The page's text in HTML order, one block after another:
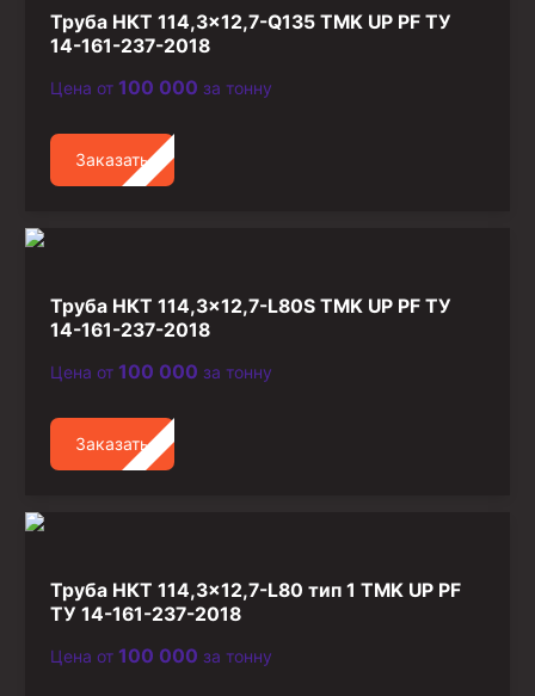
Стропы канатные
Стропы текстильные
Стропы цепные
Канаты стальные
Элементы линии обвязки
Труба НКТ 114,3×12,7-Q135 TMK UP PF ТУ
14-161-237-2018
Цена от 100 000 за тонну
Заказать
Труба НКТ 114,3×12,7-L80S TMK UP PF ТУ
14-161-237-2018
Цена от 100 000 за тонну
Заказать
Труба НКТ 114,3×12,7-L80 тип 1 TMK UP PF
ТУ 14-161-237-2018
Цена от 100 000 за тонну